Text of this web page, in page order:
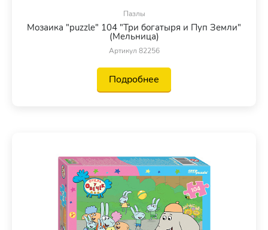
Пазлы
Мозаика "puzzle" 104 "Три богатыря и Пуп Земли"
(Мельница)
Артикул 82256
Подробнее